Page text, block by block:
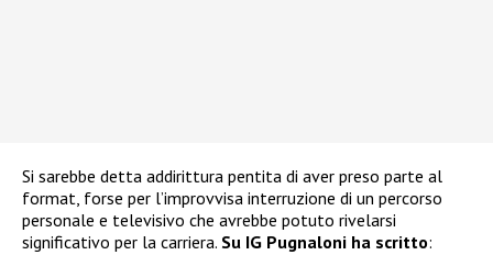
Si sarebbe detta addirittura pentita di aver preso parte al
format, forse per l’improvvisa interruzione di un percorso
personale e televisivo che avrebbe potuto rivelarsi
significativo per la carriera. Su IG Pugnaloni ha scritto: